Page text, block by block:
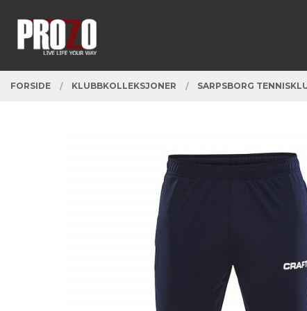
innholdet
PRODUKTER
Lukk
FORSIDE KLUBBKOLLEKSJONER SARPSBORG